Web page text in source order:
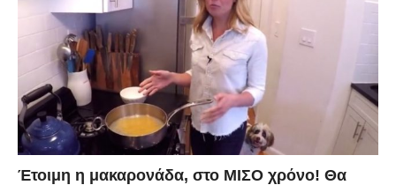
Έτοιμη η μακαρονάδα, στο ΜΙΣΟ χρόνο! Θα